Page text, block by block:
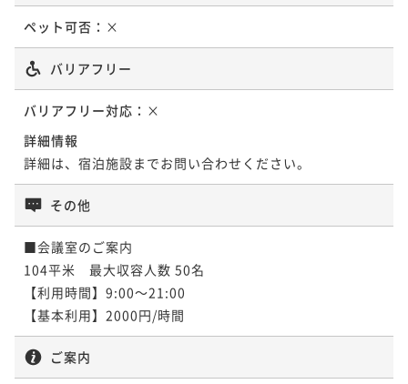
ペット可否： ×
バリアフリー
バリアフリー対応： ×
詳細情報
詳細は、宿泊施設までお問い合わせください。
その他
■会議室のご案内
104平米　最大収容人数 50名
【利用時間】9:00～21:00
ご案内